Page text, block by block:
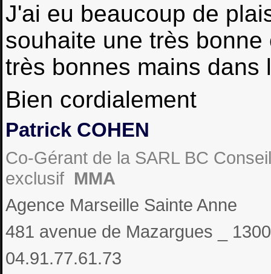
J'ai eu beaucoup de
souhaite une très
très bonnes mains dans
Bien cordialement
Patrick COHEN
Co-Gérant de la SARL BC
exclusif MMA
Agence Marseille Sainte Anne
481 avenue de Mazargues _
04.91.77.61.73